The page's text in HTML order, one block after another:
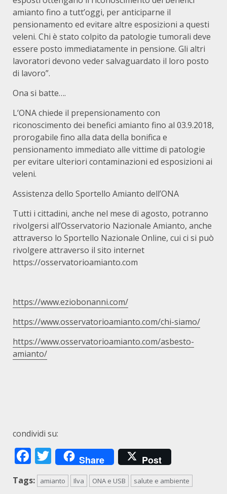
amianto fino a tutt’oggi, per anticiparne il
pensionamento ed evitare altre esposizioni a questi
veleni. Chi è stato colpito da patologie tumorali deve
essere posto immediatamente in pensione. Gli altri
lavoratori devono veder salvaguardato il loro posto
di lavoro”.
Ona si batte….
L’ONA chiede il prepensionamento con
riconoscimento dei benefici amianto fino al 03.9.2018,
prorogabile fino alla data della bonifica e
pensionamento immediato alle vittime di patologie
per evitare ulteriori contaminazioni ed esposizioni ai
veleni.
Assistenza dello Sportello Amianto dell’ONA
Tutti i cittadini, anche nel mese di agosto, potranno
rivolgersi all’Osservatorio Nazionale Amianto, anche
attraverso lo Sportello Nazionale Online, cui ci si può
rivolgere attraverso il sito internet
https://osservatorioamianto.com
https://www.eziobonanni.com/
https://www.osservatorioamianto.com/chi-siamo/
https://www.osservatorioamianto.com/asbesto-
amianto/
condividi su:
Facebook
Twitter
Share Post
Tags: amianto Ilva ONA e USB salute e ambiente